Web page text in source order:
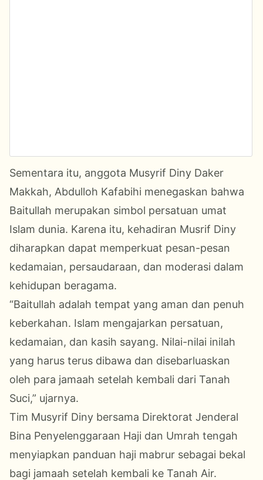
Sementara itu, anggota Musyrif Diny Daker
Makkah, Abdulloh Kafabihi menegaskan bahwa
Baitullah merupakan simbol persatuan umat
Islam dunia. Karena itu, kehadiran Musrif Diny
diharapkan dapat memperkuat pesan-pesan
kedamaian, persaudaraan, dan moderasi dalam
kehidupan beragama.
“Baitullah adalah tempat yang aman dan penuh
keberkahan. Islam mengajarkan persatuan,
kedamaian, dan kasih sayang. Nilai-nilai inilah
yang harus terus dibawa dan disebarluaskan
oleh para jamaah setelah kembali dari Tanah
Suci,” ujarnya.
Tim Musyrif Diny bersama Direktorat Jenderal
Bina Penyelenggaraan Haji dan Umrah tengah
menyiapkan panduan haji mabrur sebagai bekal
bagi jamaah setelah kembali ke Tanah Air.